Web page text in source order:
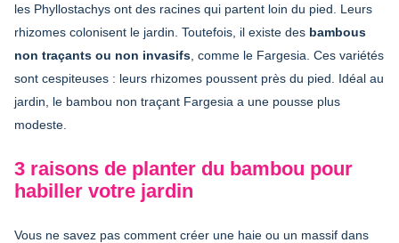
les Phyllostachys ont des racines qui partent loin du pied. Leurs
rhizomes colonisent le jardin. Toutefois, il existe des bambous
non traçants ou non invasifs , comme le Fargesia. Ces variétés
sont cespiteuses : leurs rhizomes poussent près du pied. Idéal au
jardin, le bambou non traçant Fargesia a une pousse plus
modeste.
3 raisons de planter du bambou pour
habiller votre jardin
Vous ne savez pas comment créer une haie ou un massif dans